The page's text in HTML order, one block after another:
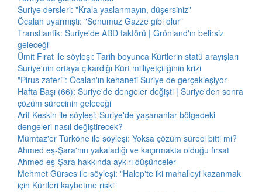
Suriye dersleri: "Krala yaslanmayın, düşersiniz"
Öcalan uyarmıştı: "Sonumuz Gazze gibi olur"
Transtlantik: Suriye'de ABD faktörü | Grönland'ın belirsiz
geleceği
Ümit Fırat ile söyleşi: Tarih boyunca Kürtlerin statü arayışları
Suriye'nin ortaya çıkardığı Kürt milliyetçiliğinin krizi
"Pirus zaferi": Öcalan'ın kehaneti Suriye de gerçekleşiyor
Hafta Başı (66): Suriye'de dengeler değişti | Suriye'den sonra
çözüm sürecinin geleceği
Arif Keskin ile söyleşi: Suriye'de yaşananlar bölgedeki
dengeleri nasıl değiştirecek?
Mümtaz'er Türköne ile söyleşi: Yoksa çözüm süreci bitti mi?
Ahmed eş-Şara'nın yakaladığı ve kaçırmakta olduğu fırsat
Ahmed eş-Şara hakkında aykırı düşünceler
Mehmet Gürses ile söyleşi: "Halep'te iki mahalleyi kazanmak
için Kürtleri kaybetme riski"